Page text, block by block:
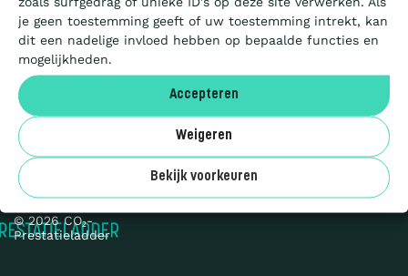
je geen toestemming geeft of uw toestemming intrekt, kan
dit een nadelige invloed hebben op bepaalde functies en
mogelijkheden.
Accepteren
Weigeren
Bekijk voorkeuren
© 2026 CO₂-
Prestatieladder
Aanbesteden
Deelnemers
Over ons